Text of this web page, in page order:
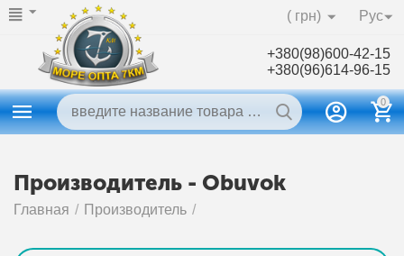
Рус
( грн)
+380(98)600-42-15
+380(96)614-96-15
0
Производитель - Obuvok
Главная / Производитель /